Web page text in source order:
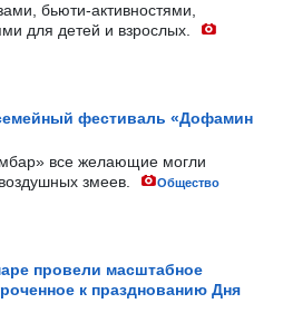
бьюти-активностями,
для детей и взрослых.
фестиваль «Дофамин
все желающие могли
змеев.
Общество
провели масштабное
к празднованию Дня